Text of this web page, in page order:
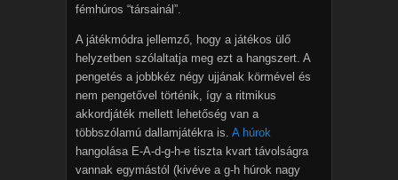
fémhúros “társainál”.
A játékmódra jellemző, hogy a játékos ülő
helyzetben szólaltatja meg ezt a hangszert. A
pengetés a jobbkéz négy ujjának körmével és
nem pengetővel történik, így a ritmikus
akkordjáték mellett lehetőség van a
többszólamú dallamjátékra is. A húrok
hangolása E-A-d-g-h-e tiszta kvart távolságra
vannak egymástól (kivéve a g-h húrok nagy